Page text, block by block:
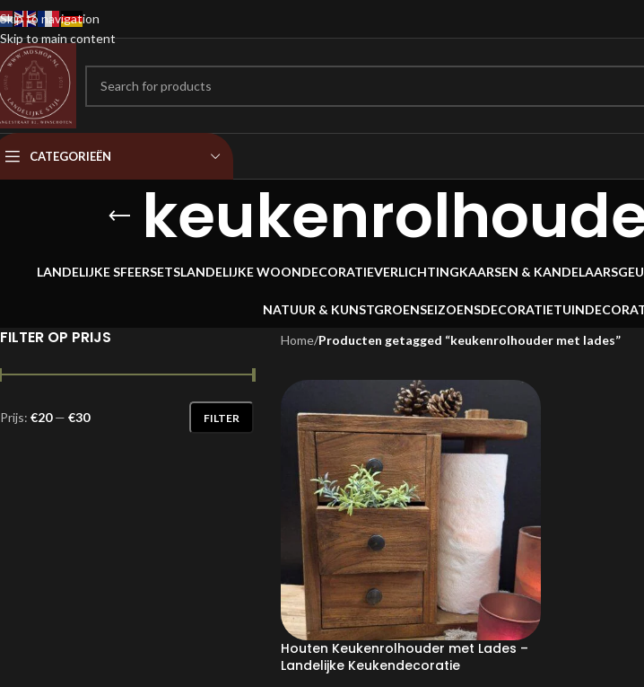
Skip to navigation
Skip to main content
CATEGORIEËN
LANDELIJKE SFEERSETSLANDELIJKE WOONDECORATIEVERLICHTINGKAARSEN & KANDELAARS
NATUUR & KUNSTGROENSEIZOENSDECORATIE
FILTER OP PRIJS
FILTER
Prijs: €20— €30
Home/Producten getagged “keukenrolhouder met lades”
Houten Keukenrolhouder met Lades –
Landelijke Keukendecoratie